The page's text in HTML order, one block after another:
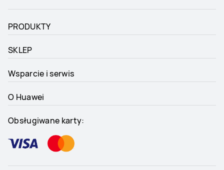
PRODUKTY
SKLEP
Wsparcie i serwis
O Huawei
Obsługiwane karty: